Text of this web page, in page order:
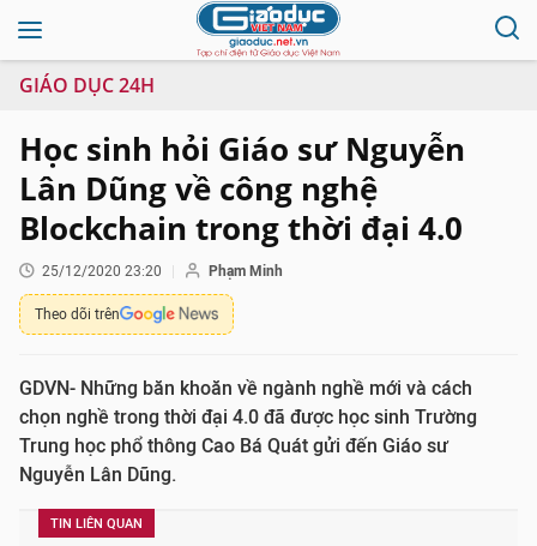
GIÁO DỤC 24H
Học sinh hỏi Giáo sư Nguyễn
Lân Dũng về công nghệ
Blockchain trong thời đại 4.0
25/12/2020 23:20 Phạm Minh
Theo dõi trên
GDVN- Những băn khoăn về ngành nghề mới và cách
chọn nghề trong thời đại 4.0 đã được học sinh Trường
Trung học phổ thông Cao Bá Quát gửi đến Giáo sư
Nguyễn Lân Dũng.
TIN LIÊN QUAN